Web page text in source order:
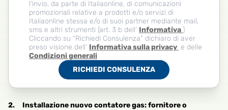
l’invio, da parte di Italiaonline, di comunicazioni
promozionali relative a prodotti e/o servizi di
Italiaonline stessa e/o di suoi partner mediante mail,
sms e altri strumenti (art. 3 b dell’ Informativa)
Cliccando su “Richiedi Consulenza” dichiaro di aver
preso visione dell’ Informativa sulla privacy e delle
Condizioni generali
RICHIEDI CONSULENZA
2.
Installazione nuovo contatore gas: fornitore o